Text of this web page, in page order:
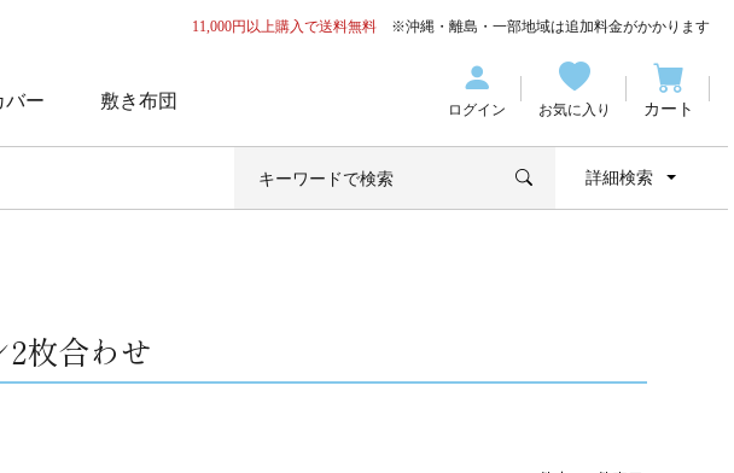
11,000円以上購入で送料無料 ※沖縄・離島・一部地域は追加料金がかかります
バー 敷き布団 ログイン お気に入り カート
詳細検索
枚合わせ